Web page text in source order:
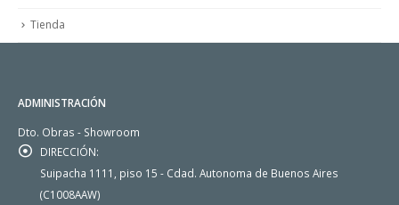
Tienda
ADMINISTRACIÓN
Dto. Obras - Showroom
DIRECCIÓN:
Suipacha 1111, piso 15 - Cdad. Autonoma de Buenos Aires
(C1008AAW)